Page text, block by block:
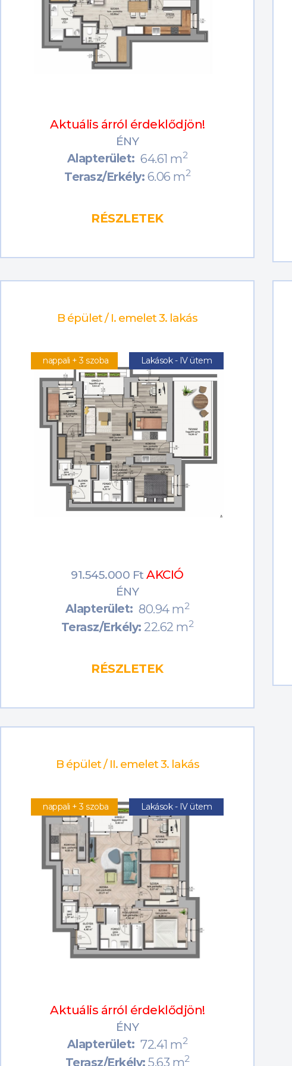
Aktuális árról érdeklődjön!
ÉNY
Alapterület: 64.61 m2
Terasz/Erkély: 6.06 m2
RÉSZLETEK
B épület / I. emelet 3. lakás
nappali + 3 szoba Lakások - IV ütem
91.545.000 FtAKCIÓ
ÉNY
Alapterület: 80.94 m2
Terasz/Erkély: 22.62 m2
RÉSZLETEK
B épület / II. emelet 3. lakás
nappali + 3 szoba Lakások - IV ütem
Aktuális árról érdeklődjön!
ÉNY
Alapterület: 72.41 m2
Terasz/Erkély: 5.63 m2